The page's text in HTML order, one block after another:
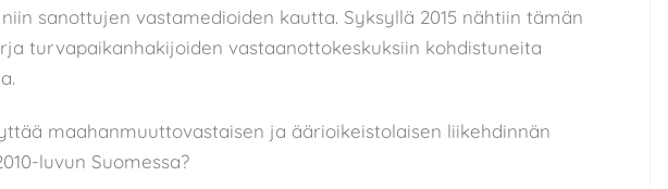
sanottujen vastamedioiden kautta. Syksyllä 2015 nähtiin tämän
turvapaikanhakijoiden vastaanottokeskuksiin kohdistuneita
maahanmuuttovastaisen ja äärioikeistolaisen liikehdinnän
luvun Suomessa?